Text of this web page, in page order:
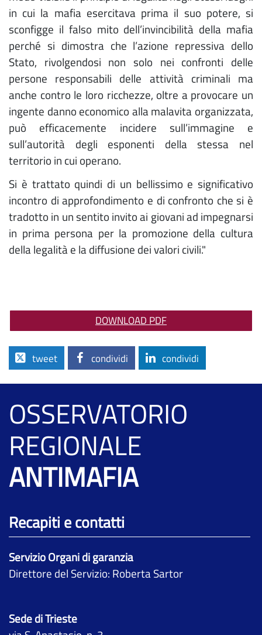
in cui la mafia esercitava prima il suo potere, si
sconfigge il falso mito dell’invincibilità della mafia
perché si dimostra che l’azione repressiva dello
Stato, rivolgendosi non solo nei confronti delle
persone responsabili delle attività criminali ma
anche contro le loro ricchezze, oltre a provocare un
ingente danno economico alla malavita organizzata,
può efficacemente incidere sull’immagine e
sull’autorità degli esponenti della stessa nel
territorio in cui operano.
Si è trattato quindi di un bellissimo e significativo
incontro di approfondimento e di confronto che si è
tradotto in un sentito invito ai giovani ad impegnarsi
in prima persona per la promozione della cultura
della legalità e la diffusione dei valori civili."
DOWNLOAD PDF
tweet condividi condividi
OSSERVATORIO
REGIONALE
ANTIMAFIA
Recapiti e contatti
Servizio Organi di garanzia
Direttore del Servizio: Roberta Sartor
Sede di Trieste